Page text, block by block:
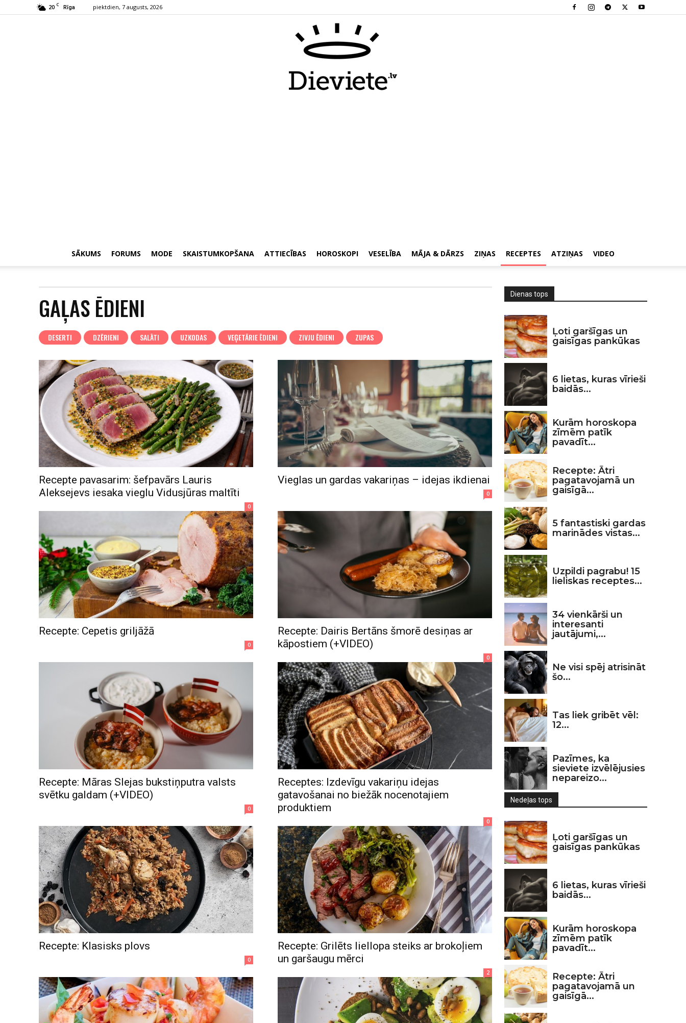
20 C Rīga piektdien, 7 augusts, 2026
SĀKUMS FORUMS MODE SKAISTUMKOPŠANA ATTIECĪBAS HOROSKOPI VESELĪBA MĀJA & DĀRZS ZIŅAS RECEPTES ATZIŅAS VIDEO
GAĻAS ĒDIENI
DESERTI DZĒRIENI SALĀTI UZKODAS VEĢETĀRIE ĒDIENI ZIVJU ĒDIENI ZUPAS
Recepte pavasarim: šefpavārs Lauris
Aleksejevs iesaka vieglu Vidusjūras maltīti
0
Vieglas un gardas vakariņas – idejas ikdienai
0
Recepte: Cepetis griljāžā
0
Recepte: Dairis Bertāns šmorē desiņas ar
kāpostiem (+VIDEO)
0
Recepte: Māras Slejas bukstiņputra valsts
svētku galdam (+VIDEO)
0
Receptes: Izdevīgu vakariņu idejas
gatavošanai no biežāk nocenotajiem
produktiem
0
Recepte: Klasisks plovs
0
Recepte: Grilēts liellopa steiks ar brokoļiem
un garšaugu mērci
2
Dienas tops
Ļoti garšīgas un
gaisīgas pankūkas
6 lietas, kuras vīrieši
baidās...
Kurām horoskopa
zīmēm patīk
pavadīt...
Recepte: Ātri
pagatavojamā un
gaisīgā...
5 fantastiski gardas
marinādes vistas...
Uzpildi pagrabu! 15
lieliskas receptes...
34 vienkārši un
interesanti
jautājumi,...
Ne visi spēj atrisināt
šo...
Tas liek gribēt vēl:
12...
Pazīmes, ka
sieviete izvēlējusies
nepareizo...
Nedeļas tops
Ļoti garšīgas un
gaisīgas pankūkas
6 lietas, kuras vīrieši
baidās...
Kurām horoskopa
zīmēm patīk
pavadīt...
Recepte: Ātri
pagatavojamā un
gaisīgā...